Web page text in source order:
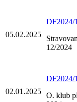
05.02.2025
DF2024/
12/2024
02.01.2025
DF2024/
O. klub